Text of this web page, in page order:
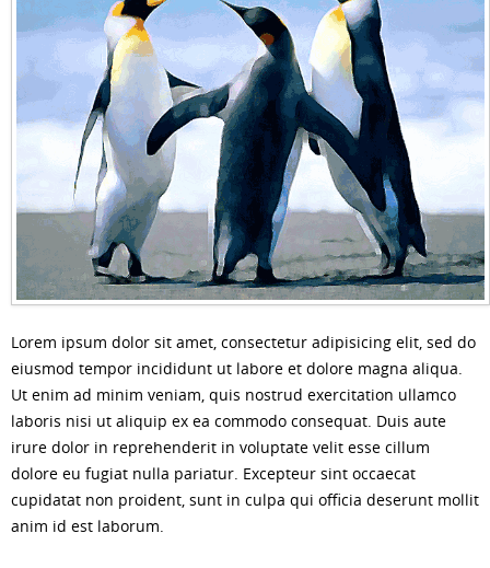
Lorem ipsum dolor sit amet, consectetur adipisicing elit, sed do
eiusmod tempor incididunt ut labore et dolore magna aliqua.
Ut enim ad minim veniam, quis nostrud exercitation ullamco
laboris nisi ut aliquip ex ea commodo consequat. Duis aute
irure dolor in reprehenderit in voluptate velit esse cillum
dolore eu fugiat nulla pariatur. Excepteur sint occaecat
cupidatat non proident, sunt in culpa qui officia deserunt mollit
anim id est laborum.